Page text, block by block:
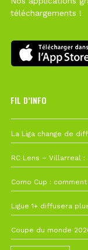
téléchargements !
FIL D’INFO